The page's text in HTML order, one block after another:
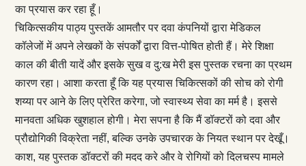
का प्रयास कर रहा हूँ।
चिकित्सकीय पाठ्य पुस्तकें आमतौर पर दवा कंपनियों द्वारा मेडिकल
कॉलेजों में अपने लेखकों के संपर्कों द्वारा वित्त-पोषित होती हैं। मेरे शिक्षा
काल की बीती यादें और इसके सुख व दु:ख मेरी इस पुस्तक रचना का प्रथम
कारण रहा। आशा करता हूँ कि यह प्रयास चिकित्सकों की सोच को रोगी
शय्या पर आने के लिए प्रेरित करेगा, जो स्वास्थ्य सेवा का मर्म है। इससे
मानवता अधिक खुशहाल होगी। मेरा सपना है कि मैं डॉक्टरों को दवा और
प्रौद्योगिकी विक्रेता नहीं, बल्कि उनके उपचारक के नियत स्थान पर देखूँ।
काश, यह पुस्तक डॉक्टरों की मदद करे और वे रोगियों को दिलचस्प मामले